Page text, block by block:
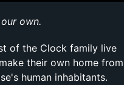
own.
of the Clock family live
their own home from
human inhabitants.